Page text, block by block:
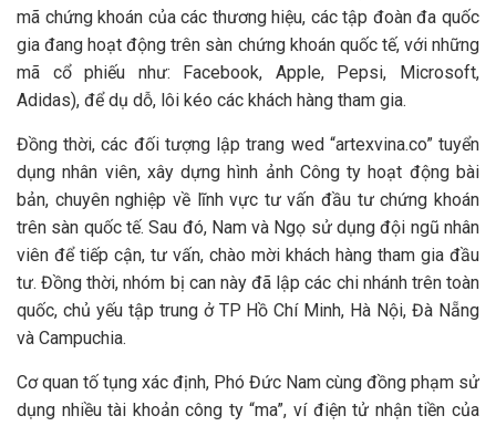
mã chứng khoán của các thương hiệu, các tập đoàn đa quốc
gia đang hoạt động trên sàn chứng khoán quốc tế, với những
mã cổ phiếu như: Facebook, Apple, Pepsi, Microsoft,
Adidas), để dụ dỗ, lôi kéo các khách hàng tham gia.
Đồng thời, các đối tượng lập trang wed “artexvina.co” tuyển
dụng nhân viên, xây dựng hình ảnh Công ty hoạt động bài
bản, chuyên nghiệp về lĩnh vực tư vấn đầu tư chứng khoán
trên sàn quốc tế. Sau đó, Nam và Ngọ sử dụng đội ngũ nhân
viên để tiếp cận, tư vấn, chào mời khách hàng tham gia đầu
tư. Đồng thời, nhóm bị can này đã lập các chi nhánh trên toàn
quốc, chủ yếu tập trung ở TP Hồ Chí Minh, Hà Nội, Đà Nẵng
và Campuchia.
Cơ quan tố tụng xác định, Phó Đức Nam cùng đồng phạm sử
dụng nhiều tài khoản công ty “ma”, ví điện tử nhận tiền của